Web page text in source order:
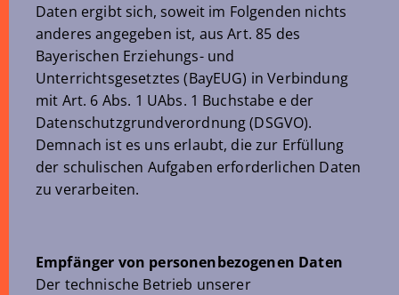
Daten ergibt sich, soweit im Folgenden nichts
anderes angegeben ist, aus Art. 85 des
Bayerischen Erziehungs- und
Unterrichtsgesetztes (BayEUG) in Verbindung
mit Art. 6 Abs. 1 UAbs. 1 Buchstabe e der
Datenschutzgrundverordnung (DSGVO).
Demnach ist es uns erlaubt, die zur Erfüllung
der schulischen Aufgaben erforderlichen Daten
zu verarbeiten.
Empfänger von personenbezogenen Daten
Der technische Betrieb unserer